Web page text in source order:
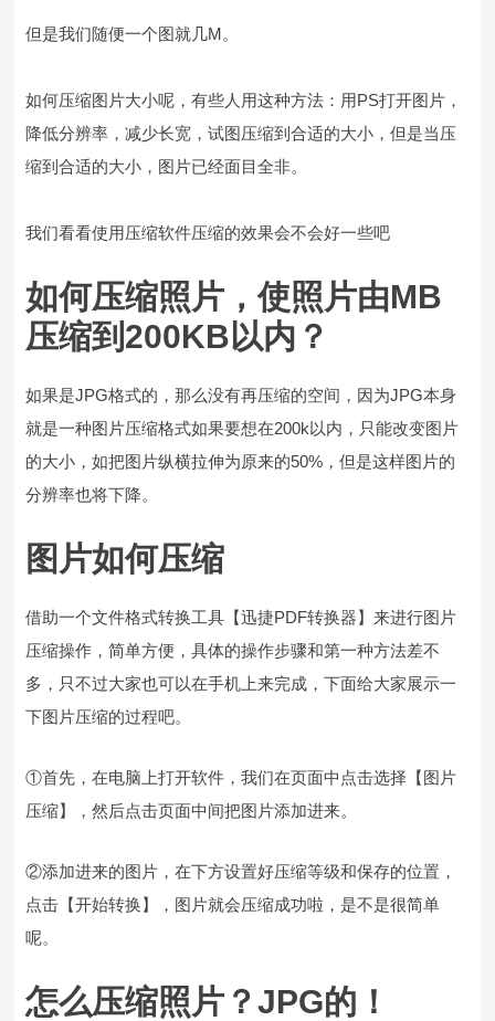
但是我们随便一个图就几M。
如何压缩图片大小呢，有些人用这种方法：用PS打开图片，
降低分辨率，减少长宽，试图压缩到合适的大小，但是当压
缩到合适的大小，图片已经面目全非。
我们看看使用压缩软件压缩的效果会不会好一些吧
如何压缩照片，使照片由MB
压缩到200KB以内？
如果是JPG格式的，那么没有再压缩的空间，因为JPG本身
就是一种图片压缩格式如果要想在200k以内，只能改变图片
的大小，如把图片纵横拉伸为原来的50%，但是这样图片的
分辨率也将下降。
图片如何压缩
借助一个文件格式转换工具【迅捷PDF转换器】来进行图片
压缩操作，简单方便，具体的操作步骤和第一种方法差不
多，只不过大家也可以在手机上来完成，下面给大家展示一
下图片压缩的过程吧。
①首先，在电脑上打开软件，我们在页面中点击选择【图片
压缩】，然后点击页面中间把图片添加进来。
②添加进来的图片，在下方设置好压缩等级和保存的位置，
点击【开始转换】，图片就会压缩成功啦，是不是很简单
呢。
怎么压缩照片？JPG的！